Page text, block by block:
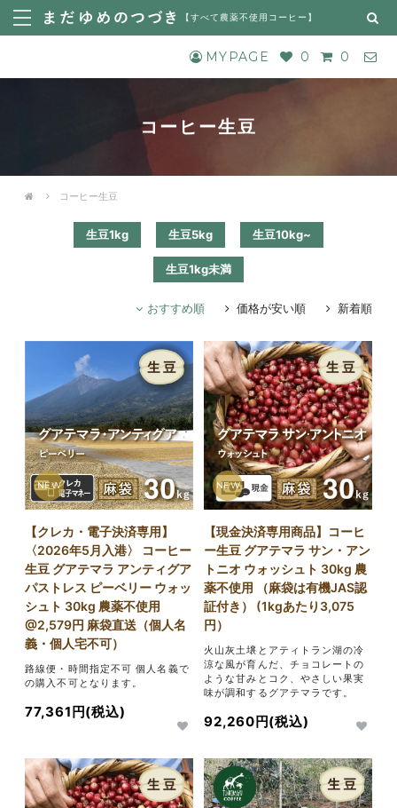
【すべて農薬不使用コーヒー 】
MYPAGE 0 0
コーヒー生豆
コーヒー生豆
生豆1kg 生豆5kg 生豆10kg~
生豆1kg未満
おすすめ順 価格が安い順 新着順
NEW
【クレカ・電子決済専用】
〈2026年5月入港〉 コーヒー
生豆 グアテマラ アンティグア
パストレス ピーベリー ウォッ
シュト 30kg 農薬不使用
@2,579円 麻袋直送（個人名
義・個人宅不可）
路線便・時間指定不可 個人名義で
の購入不可となります。
77,361円(税込)
NEW
【現金決済専用商品】コーヒ
ー生豆 グアテマラ サン・アン
トニオ ウォッシュト 30kg 農
薬不使用 （麻袋は有機JAS認
証付き） (1kgあたり3,075
円）
火山灰土壌とアティトラン湖の冷
涼な風が育んだ、チョコレートの
ような甘みとコク、やさしい果実
味が調和するグアテマラです。
92,260円(税込)